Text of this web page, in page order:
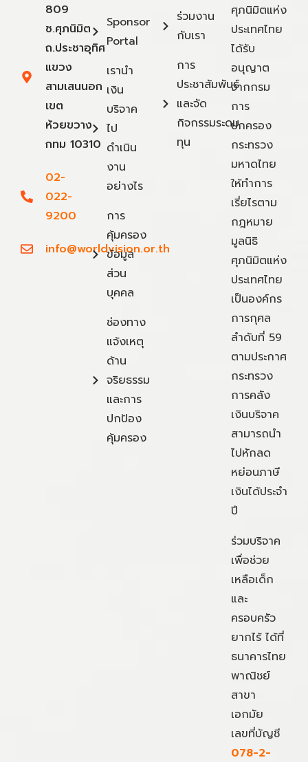
809
ซ.ศุภนิมิต
ถ.ประชาอุทิศ
แขวง
สามเสนนอก
เขต
ห้วยขวาง
กทม 10310
02-
022-
9200
info@worldvision.or.th
Sponsor
Portal
เรานำ
เงิน
บริจาค
ไป
ดำเนิน
งาน
อย่างไร
การ
คุ้มครอง
ข้อมูล
ส่วน
บุคคล
ช่องทาง
แจ้งเหตุ
ด้าน
จริยธรรม
และการ
ปกป้อง
คุ้มครอง
ร่วมงาน
กับเรา
การ
ประชาสัมพันธ์
และจัด
กิจกรรมระดม
ทุน
ศุภนิมิตแห่ง
ประเทศไทย
ได้รับ
อนุญาต
จากกรม
การ
ปกครอง
กระทรวง
มหาดไทย
ให้ทำการ
เรี่ยไรตาม
กฎหมาย
มูลนิธิ
ศุภนิมิตแห่ง
ประเทศไทย
เป็นองค์กร
การกุศล
ลำดับที่ 59
ตามประกาศ
กระทรวง
การคลัง
เงินบริจาค
สามารถนำ
ไปหักลด
หย่อนภาษี
เงินได้ประจำ
ปี
ร่วมบริจาค
เพื่อช่วย
เหลือเด็ก
และ
ครอบครัว
ยากไร้ ได้ที่
ธนาคารไทย
พาณิชย์
สาขา
เอกมัย
เลขที่บัญชี
078-2-